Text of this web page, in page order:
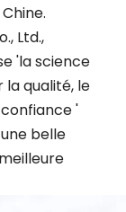
Ltd.,
'la science
qualité, le
'
belle